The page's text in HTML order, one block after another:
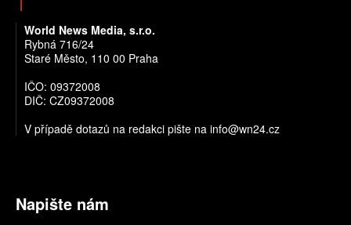
World News Media, s.r.o.
Rybná 716/24
Staré Město, 110 00 Praha
IČO: 09372008
DIČ: CZ09372008
V případě dotazů na redakci pište na info@wn24.cz
Napište nám